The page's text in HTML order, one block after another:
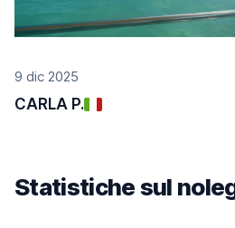
9 dic 2025
CARLA P.
Statistiche sul